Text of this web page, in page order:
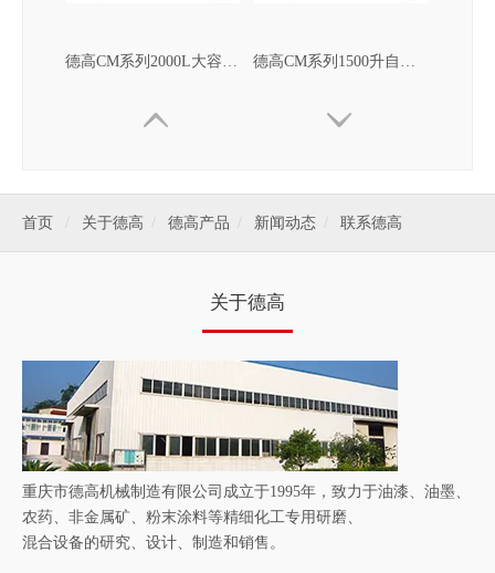
德高CM系列2000L大容量高效均匀容积式混合机 德高CM系列1500升自动容积式粉体粉末搅拌混合机
德高CM系列1000L容积式旋转分散混合机
首页 关于德高 德高产品 新闻动态 联系德高
关于德高
重庆市德高机械制造有限公司成立于1995年，致力于油漆、油墨、
农药、非金属矿、粉末涂料等精细化工专用研磨、
混合设备的研究、设计、制造和销售。